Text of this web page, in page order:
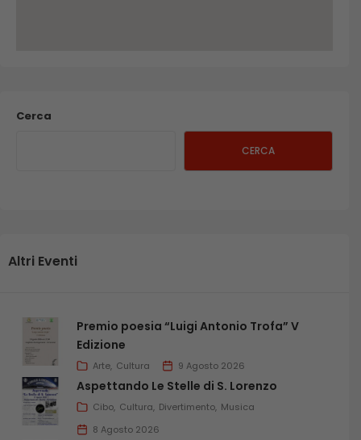
Cerca
CERCA
Altri Eventi
Premio poesia “Luigi Antonio Trofa” V
Edizione
Arte Cultura 9 Agosto 2026
Aspettando Le Stelle di S. Lorenzo
Cibo Cultura Divertimento Musica
8 Agosto 2026